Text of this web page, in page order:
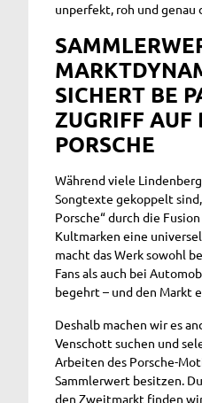
unperfekt, roh und genau
SICHERT BE
ZUGRIFF AUF
PORSCHE
Während viele
Songtexte gekoppelt
Porsche“ durch die
Kultmarken eine
macht das Werk sowohl
Fans als auch bei
begehrt – und den Markt
Deshalb machen wir es
Venschott suchen und
Arbeiten des Porsche-
Sammlerwert besitzen.
den Zweitmarkt finden